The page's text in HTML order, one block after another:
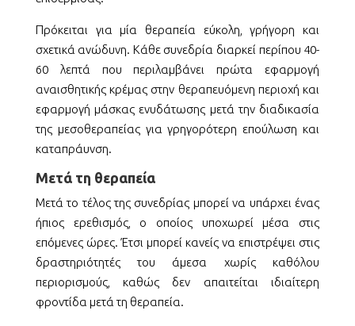
Πρόκειται για μία θεραπεία εύκολη, γρήγορη και
σχετικά ανώδυνη. Κάθε συνεδρία διαρκεί περίπου 40-
60 λεπτά που περιλαμβάνει πρώτα εφαρμογή
αναισθητικής κρέμας στην θεραπευόμενη περιοχή και
εφαρμογή μάσκας ενυδάτωσης μετά την διαδικασία
της μεσοθεραπείας για γρηγορότερη επούλωση και
καταπράυνση.
Μετά τη θεραπεία
Μετά το τέλος της συνεδρίας μπορεί να υπάρχει ένας
ήπιος ερεθισμός, ο οποίος υποχωρεί μέσα στις
επόμενες ώρες. Έτσι μπορεί κανείς να επιστρέψει στις
δραστηριότητές του άμεσα χωρίς καθόλου
περιορισμούς, καθώς δεν απαιτείται ιδιαίτερη
φροντίδα μετά τη θεραπεία.